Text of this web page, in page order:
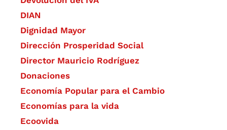
DIAN
Dignidad Mayor
Dirección Prosperidad Social
Director Mauricio Rodríguez
Donaciones
Economía Popular para el Cambio
Economías para la vida
Ecoovida